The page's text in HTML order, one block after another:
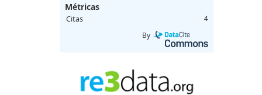
Métricas
Citas 4
By